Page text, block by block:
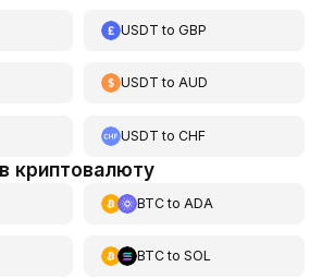
USDT toGBP
USDT toAUD
USDT toCHF
криптовалюту
BTCto ADA
BTCto SOL